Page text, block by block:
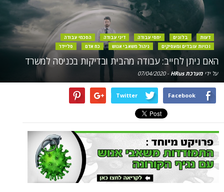
דעות בלוגים יחסי עבודה דיני עבודה
הסכמי עבודה
זכויות עובדים ומעסיקים
ניהול משאבי אנוש כח אדם סליידר
האם ניתן לחייב: עבודה מהבית ובדיקות בכניסה למשרד
על ידי מערכת HRus -
07/04/2020
Facebook
Twitter